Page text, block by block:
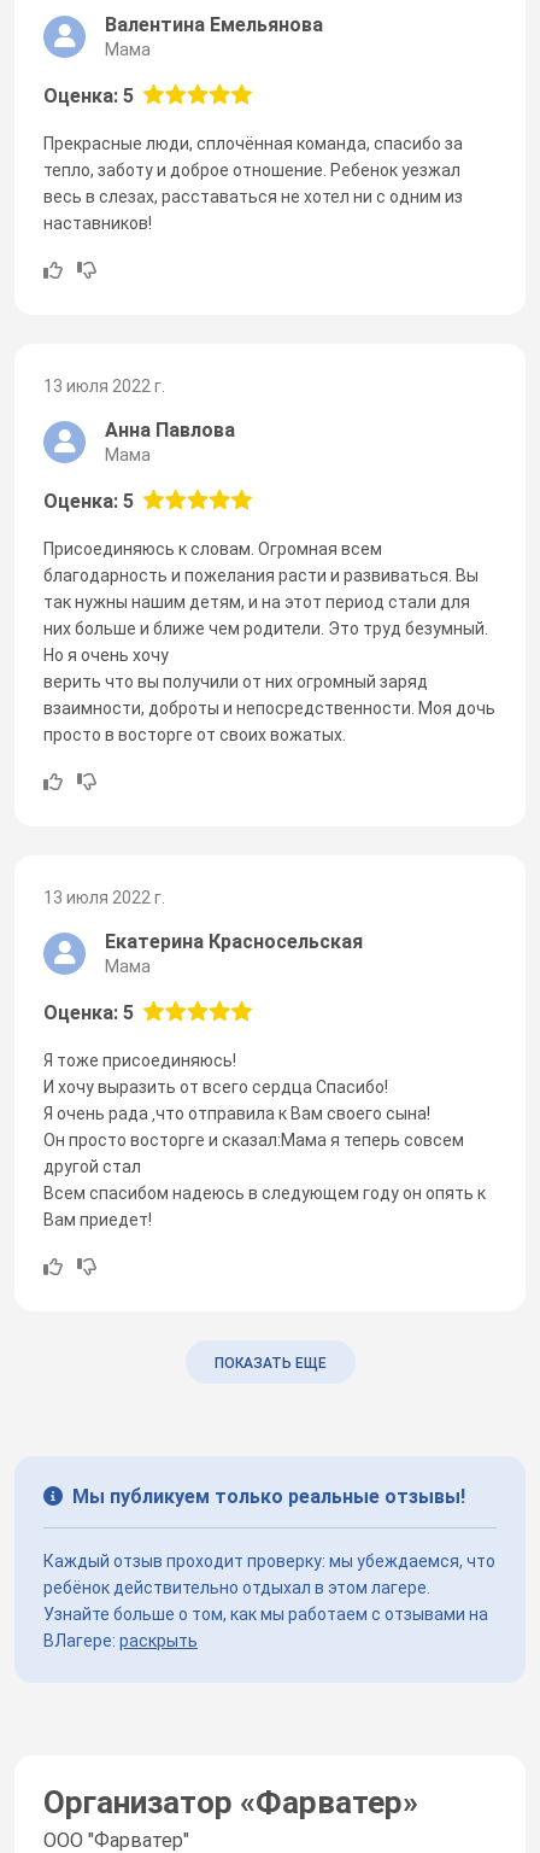
Валентина Емельянова
Мама
Оценка: 5
Прекрасные люди, сплочённая команда, спасибо за
тепло, заботу и доброе отношение. Ребенок уезжал
весь в слезах, расставаться не хотел ни с одним из
наставников!
13 июля 2022 г.
Анна Павлова
Мама
Оценка: 5
Присоединяюсь к словам. Огромная всем
благодарность и пожелания расти и развиваться. Вы
так нужны нашим детям, и на этот период стали для
них больше и ближе чем родители. Это труд безумный.
Но я очень хочу
верить что вы получили от них огромный заряд
взаимности, доброты и непосредственности. Моя дочь
просто в восторге от своих вожатых.
13 июля 2022 г.
Екатерина Красносельская
Мама
Оценка: 5
Я тоже присоединяюсь!
И хочу выразить от всего сердца Спасибо!
Я очень рада ‚что отправила к Вам своего сына!
Он просто восторге и сказал:Мама я теперь совсем
другой стал
Всем спасибом надеюсь в следующем году он опять к
Вам приедет!
ПОКАЗАТЬ ЕЩЕ
Мы публикуем только реальные отзывы!
Каждый отзыв проходит проверку: мы убеждаемся, что
ребёнок действительно отдыхал в этом лагере.
Узнайте больше о том, как мы работаем с отзывами на
ВЛагере: раскрыть
Организатор «Фарватер»
ООО "Фарватер"